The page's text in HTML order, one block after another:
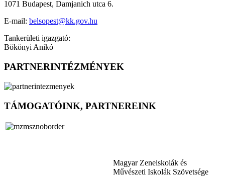
1071 Budapest, Damjanich utca 6.
E-mail: belsopest@kk.gov.hu
Tankerületi igazgató:
Bökönyi Anikó
PARTNERINTÉZMÉNYEK
TÁMOGATÓINK, PARTNEREINK
Magyar Zeneiskolák és
Művészeti Iskolák Szövetsége